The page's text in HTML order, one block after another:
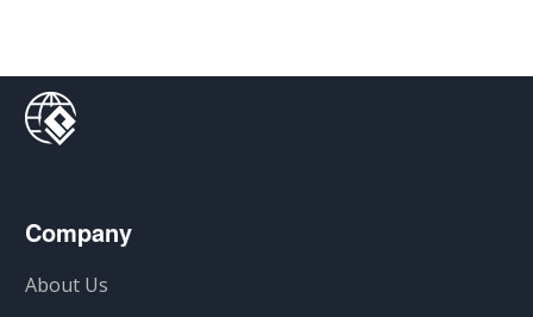
Company
About Us